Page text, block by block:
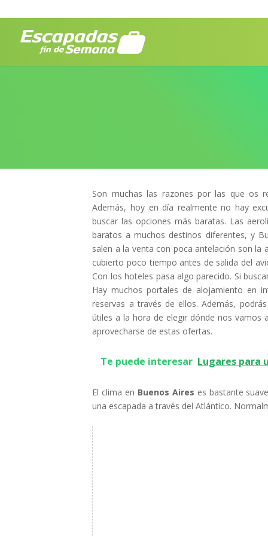
Son muchas las razones por las que os
Además, hoy en día realmente no hay
buscar las opciones más baratas. Las
baratos a muchos destinos diferentes, y
salen a la venta con poca antelación son la
cubierto poco tiempo antes de salida del
Con los hoteles pasa algo parecido. Si
Hay muchos portales de alojamiento en
reservas a través de ellos. Además,
útiles a la hora de elegir dónde nos vamos
aprovecharse de estas ofertas.
Te puede interesar Lugares para
El clima en Buenos Aires es bastante
una escapada a través del Atlántico.